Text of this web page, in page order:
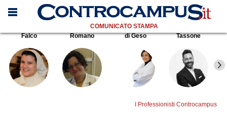
COMUNICATO STAMPA
Falco
Romano di Geso Tassone
I Professionisti Controcampus